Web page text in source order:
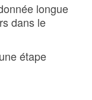
longue
dans le
étape